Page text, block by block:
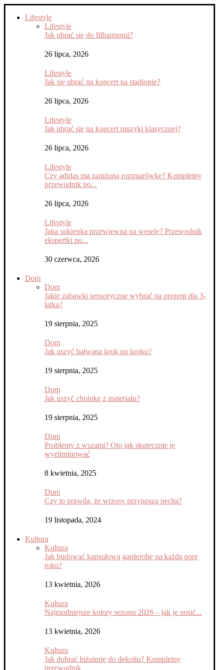
Lifestyle
Lifestyle
Jak ubrać się do filharmonii?
26 lipca, 2026
Lifestyle
Jak się ubrać na koncert na stadionie?
26 lipca, 2026
Lifestyle
Jak ubrać się na koncert muzyki klasycznej?
26 lipca, 2026
Lifestyle
Czy adidas ma zaniżoną rozmiarówkę? Kompletny
przewodnik po...
26 lipca, 2026
Lifestyle
Jaka sukienka przewiewna na wesele? Przewodnik
ekspertki po...
30 czerwca, 2026
Dom
Dom
Jakie zabawki sensoryczne wybrać na prezent dla 3-
latka?
19 sierpnia, 2025
Dom
Jak uszyć bałwana krok po kroku?
19 sierpnia, 2025
Dom
Jak uszyć choinkę z materiału?
19 sierpnia, 2025
Dom
Problemy z wszami? Oto jak skutecznie je
wyeliminować
8 kwietnia, 2025
Dom
Czy to prawda, że wrzosy przynoszą pecha?
19 listopada, 2024
Kultura
Kultura
Jak budować kapsułową garderobę na każdą porę
roku?
13 kwietnia, 2026
Kultura
Najmodniejsze kolory sezonu 2026 – jak je nosić...
13 kwietnia, 2026
Kultura
Jak dobrać biżuterię do dekoltu? Kompletny
przewodnik